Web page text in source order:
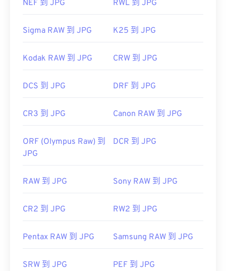
NEF 到 JPG RWL 到 JPG
Sigma RAW 到 JPG K25 到 JPG
Kodak RAW 到 JPG CRW 到 JPG
DCS 到 JPG DRF 到 JPG
CR3 到 JPG Canon RAW 到 JPG
ORF (Olympus Raw) 到
JPG
DCR 到 JPG
RAW 到 JPG Sony RAW 到 JPG
CR2 到 JPG RW2 到 JPG
Pentax RAW 到 JPG Samsung RAW 到 JPG
SRW 到 JPG PEF 到 JPG